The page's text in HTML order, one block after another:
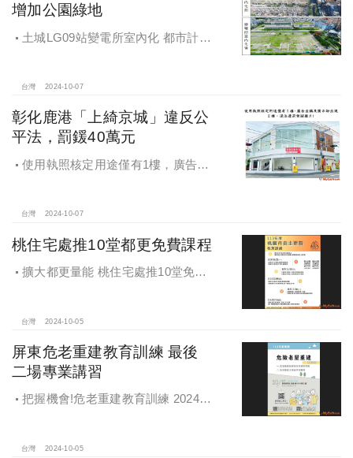
增加公園綠地
土城LG09站變電所室內化 都市計畫
台灣 2024-10-07
彰化鹿港「上綺京城」違反公
平法，罰鍰40萬元
使用執照核定用途僅有1樓，廣告宣
台灣 2024-10-07
桃住宅處推10堂都更免費課程
擴大都更量能 桃住宅處推10堂免費
台灣 2024-10-05
屏東危老重建教育訓練 最後
二場專業講習
把握機會!危老重建教育訓練 2024年
台灣 2024-10-05